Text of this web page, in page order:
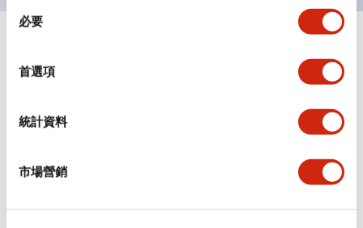
必要
首選項
統計資料
市場營銷
電氣規範（額定照明部分）
環境規範